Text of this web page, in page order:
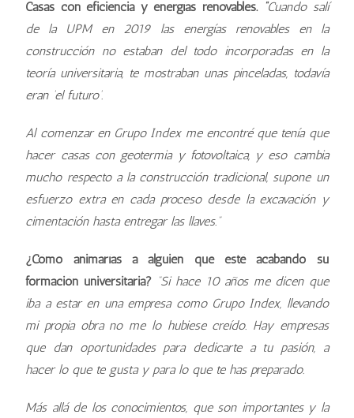
Casas con eficiencia y energías renovables. “Cuando salí
de la UPM en 2019 las energías renovables en la
construcción no estaban del todo incorporadas en la
teoría universitaria, te mostraban unas pinceladas, todavía
eran ‘el futuro’.
Al comenzar en Grupo Index me encontré que tenía que
hacer casas con geotermia y fotovoltaica, y eso cambia
mucho respecto a la construcción tradicional, supone un
esfuerzo extra en cada proceso desde la excavación y
cimentación hasta entregar las llaves.”
¿Cómo animarías a alguien que esté acabando su
formación universitaria? “Si hace 10 años me dicen que
iba a estar en una empresa como Grupo Index, llevando
mi propia obra no me lo hubiese creído. Hay empresas
que dan oportunidades para dedicarte a tu pasión, a
hacer lo que te gusta y para lo que te has preparado.
Más allá de los conocimientos, que son importantes y la